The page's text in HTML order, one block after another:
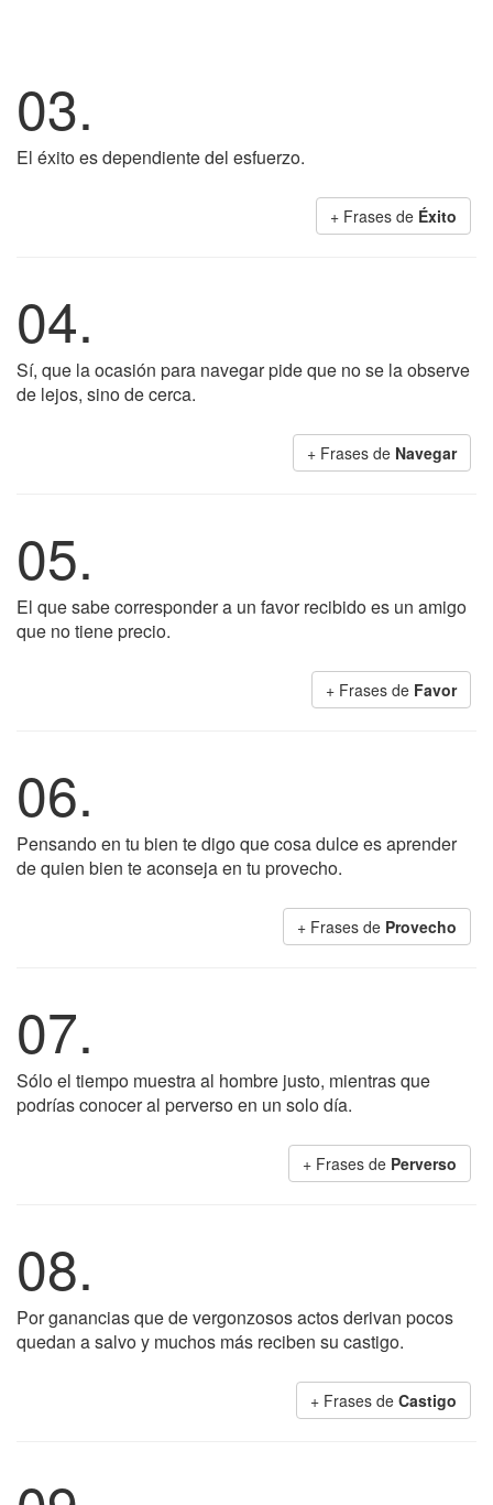
03.
El éxito es dependiente del esfuerzo.
+ Frases de Éxito
04.
Sí, que la ocasión para navegar pide que no se la observe
de lejos, sino de cerca.
+ Frases de Navegar
05.
El que sabe corresponder a un favor recibido es un amigo
que no tiene precio.
+ Frases de Favor
06.
Pensando en tu bien te digo que cosa dulce es aprender
de quien bien te aconseja en tu provecho.
+ Frases de Provecho
07.
Sólo el tiempo muestra al hombre justo, mientras que
podrías conocer al perverso en un solo día.
+ Frases de Perverso
08.
Por ganancias que de vergonzosos actos derivan pocos
quedan a salvo y muchos más reciben su castigo.
+ Frases de Castigo